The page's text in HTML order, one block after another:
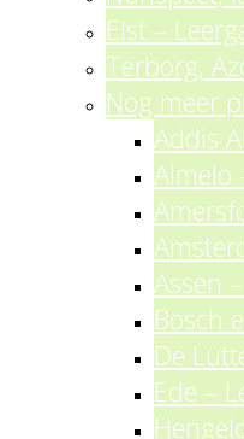
Elst –
Terborg,
Nog meer
Addis
Almelo
Assen
Bosch
De
Ede –